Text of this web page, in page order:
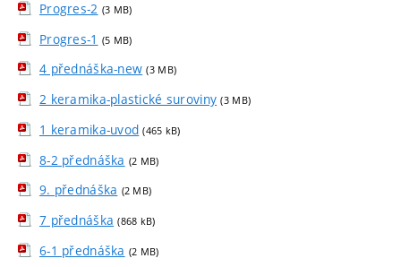
Progres-2 (3 MB)
Progres-1 (5 MB)
4 přednáška-new (3 MB)
2 keramika-plastické suroviny (3 MB)
1 keramika-uvod (465 kB)
8-2 přednáška (2 MB)
9. přednáška (2 MB)
7 přednáška (868 kB)
6-1 přednáška (2 MB)